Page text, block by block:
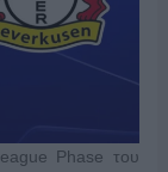
Phase του